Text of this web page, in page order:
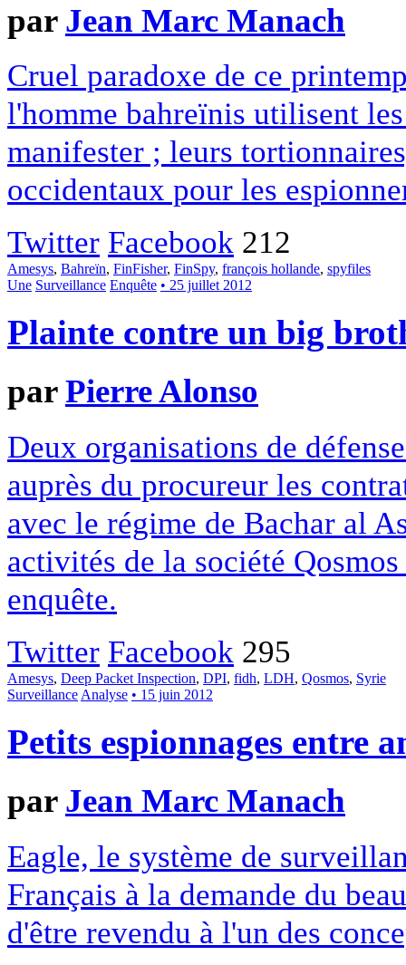
par Jean Marc Manach
Cruel paradoxe de ce
l'homme bahreïnis utilisent
manifester ; leurs
occidentaux pour les
Twitter Facebook 212
Amesys, Bahreïn, FinFisher, FinSpy, françois hollande, spyfiles
Une Surveillance Enquête • 25 juillet 2012
Plainte contre un big
parPierre Alonso
Deux organisations de
auprès du procureur les
avec le régime de Bachar al
activités de la société
enquête.
Twitter Facebook 295
Amesys, Deep Packet Inspection, DPI, fidh, LDH, Qosmos, Syrie
Surveillance Analyse • 15 juin 2012
Petits espionnages entre
par Jean Marc Manach
Eagle, le système de
Français à la demande du
d'être revendu à l'un des